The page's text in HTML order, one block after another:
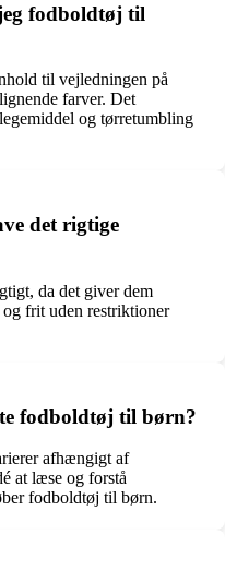
fodboldtøj til
til vejledningen på
farver. Det
og tørretumbling
det rigtige
da det giver dem
frit uden restriktioner
fodboldtøj til børn?
afhængigt af
at læse og forstå
fodboldtøj til børn.